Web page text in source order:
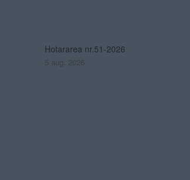
Hotararea nr.51-2026
5 aug. 2026